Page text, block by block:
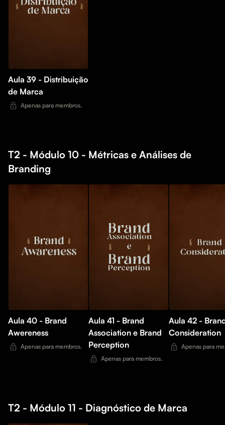
Aula 39 - Distribuição
de Marca
Apenas para membros.
T2 - Módulo 10 - Métricas e Análises de
Branding
Aula 40 - Brand
Awereness
Apenas para membros.
Aula 41 - Brand
Association e Brand
Perception
Apenas para membros.
Aula 42 -
Consideration
Apenas para
T2 - Módulo 11 - Diagnóstico de Marca